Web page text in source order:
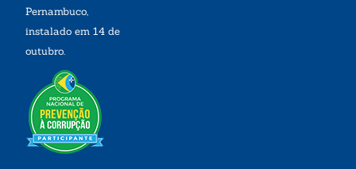
Pernambuco,
instalado em 14 de
outubro.